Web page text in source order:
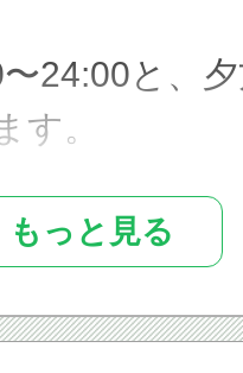
24:00と、
す。
で修行した
もっと見る